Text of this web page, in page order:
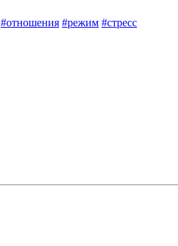
#отношения #режим #стресс